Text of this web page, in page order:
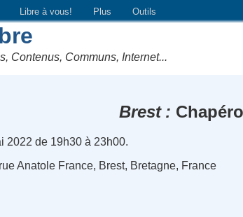
Libre à vous! Plus Outils
Contenus, Communs, Internet...
Brest
2022 de 19h30 à 23h00.
Anatole France, Brest, Bretagne, France